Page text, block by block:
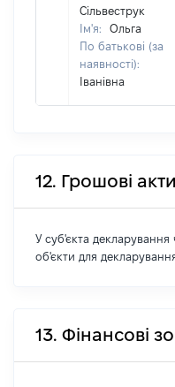
Сільвеструк
Ім'я:
Ольга
По батькові (за
наявності):
Іванівна
12. Грошові
У суб'єкта декларування
об'єкти для
13. Фінансові